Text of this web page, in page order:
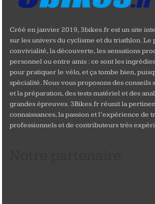
Créé en janvier 2019, 3bikes.fr est un site
sur les univers du cyclisme et du triathlon. Le
convivialité, la découverte, les sensations
personnel ou entre amis : ce sont les
pour pratiquer le vélo, et ça tombe bien,
spécialité. Nous vous proposons des
et la préparation, des tests matériel et des
grandes épreuves. 3Bikes.fr réunit la
connaissances, la passion et l’expérience de
professionnels et de contributeurs très